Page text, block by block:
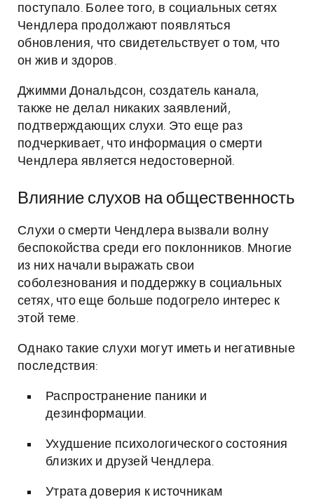
поступало. Более того, в социальных сетях
Чендлера продолжают появляться
обновления, что свидетельствует о том, что
он жив и здоров.
Джимми Дональдсон, создатель канала,
также не делал никаких заявлений,
подтверждающих слухи. Это еще раз
подчеркивает, что информация о смерти
Чендлера является недостоверной.
Влияние слухов на общественность
Слухи о смерти Чендлера вызвали волну
беспокойства среди его поклонников. Многие
из них начали выражать свои
соболезнования и поддержку в социальных
сетях, что еще больше подогрело интерес к
этой теме.
Однако такие слухи могут иметь и негативные
последствия:
Распространение паники и
дезинформации.
Ухудшение психологического состояния
близких и друзей Чендлера.
Утрата доверия к источникам